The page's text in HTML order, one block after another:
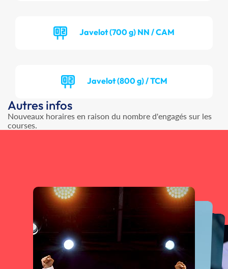
Javelot (700 g) NN / CAM
Javelot (800 g) / TCM
Autres infos
Nouveaux horaires en raison du nombre d'engagés sur les
courses.